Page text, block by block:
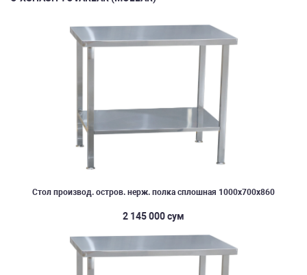
Стол производ. остров. нерж. полка сплошная 1000х700х860
2 145 000 сум